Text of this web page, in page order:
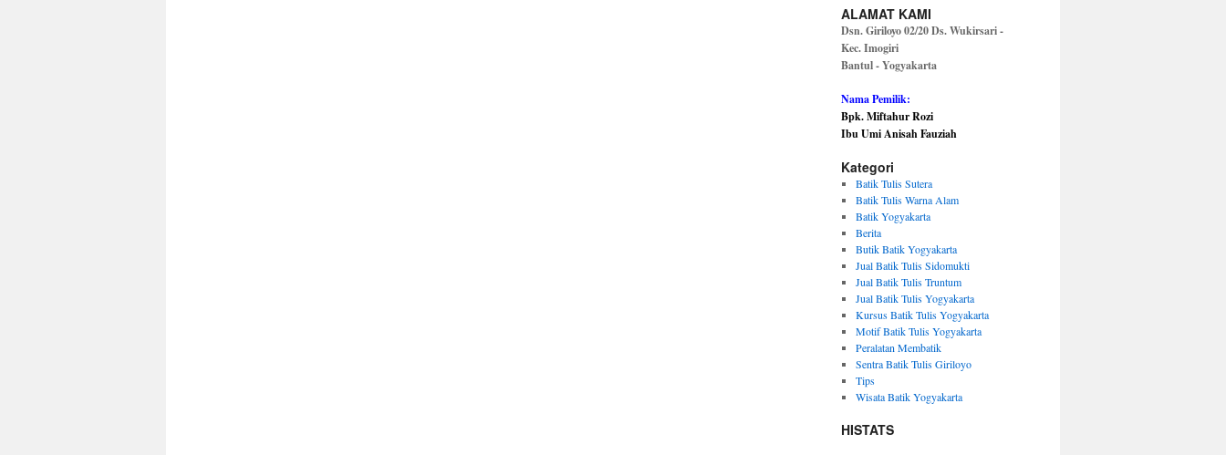
ALAMAT KAMI
Dsn. Giriloyo 02/20 Ds. Wukirsari -
Kec. Imogiri
Bantul - Yogyakarta
Nama Pemilik:
Bpk. Miftahur Rozi
Ibu Umi Anisah Fauziah
Kategori
Batik Tulis Sutera
Batik Tulis Warna Alam
Batik Yogyakarta
Berita
Butik Batik Yogyakarta
Jual Batik Tulis Sidomukti
Jual Batik Tulis Truntum
Jual Batik Tulis Yogyakarta
Kursus Batik Tulis Yogyakarta
Motif Batik Tulis Yogyakarta
Peralatan Membatik
Sentra Batik Tulis Giriloyo
Tips
Wisata Batik Yogyakarta
HISTATS